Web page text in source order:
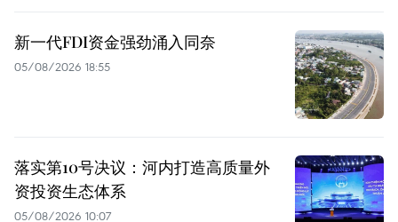
新一代FDI资金强劲涌入同奈
05/08/2026 18:55
落实第10号决议：河内打造高质量外
资投资生态体系
05/08/2026 10:07